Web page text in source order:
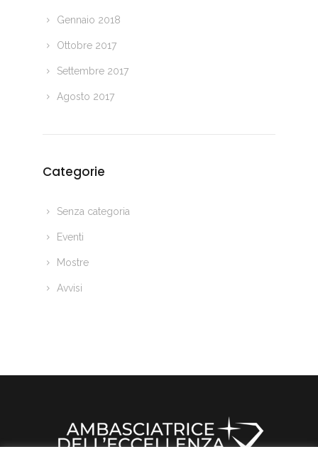
Gennaio 2018
Ottobre 2017
Settembre 2017
Agosto 2017
Categorie
Senza categoria
Eventi
Mostre
Avvisi